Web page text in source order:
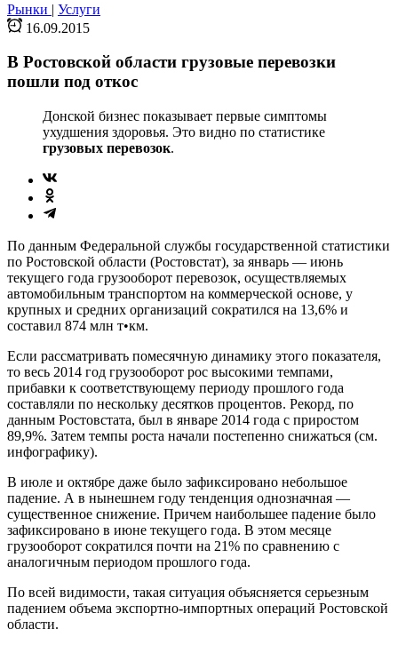
Рынки | Услуги
16.09.2015
В Ростовской области грузовые перевозки
пошли под откос
Донской бизнес показывает первые симптомы
ухудшения здоровья. Это видно по статистике
грузовых перевозок.
По данным Федеральной службы государственной статистики
по Ростовской области (Ростовстат), за январь — июнь
текущего года грузооборот перевозок, осуществляемых
автомобильным транспортом на коммерческой основе, у
крупных и средних организаций сократился на 13,6% и
составил 874 млн т•км.
Если рассматривать помесячную динамику этого показателя,
то весь 2014 год грузооборот рос высокими темпами,
прибавки к соответствующему периоду прошлого года
составляли по нескольку десятков процентов. Рекорд, по
данным Ростовстата, был в январе 2014 года с приростом
89,9%. Затем темпы роста начали постепенно снижаться (см.
инфографику).
В июле и октябре даже было зафиксировано небольшое
падение. А в нынешнем году тенденция однозначная —
существенное снижение. Причем наибольшее падение было
зафиксировано в июне текущего года. В этом месяце
грузооборот сократился почти на 21% по сравнению с
аналогичным периодом прошлого года.
По всей видимости, такая ситуация объясняется серьезным
падением объема экспортно-импортных операций Ростовской
области.